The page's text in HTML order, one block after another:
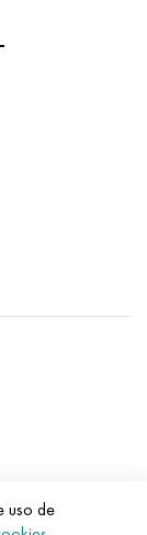
uso de